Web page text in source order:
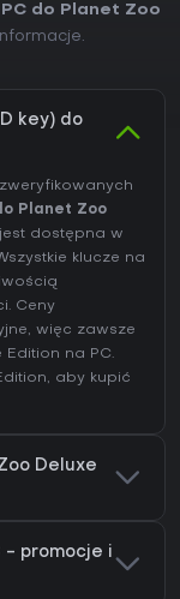
do Planet Zoo
key) do
Planet Zoo
dostępna w
klucze na
Ceny
więc zawsze
Edition na PC.
, aby kupić
Deluxe
- promocje i